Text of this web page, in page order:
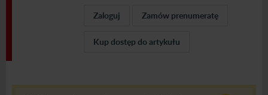
Zaloguj Zamów prenumeratę
Kup dostęp do artykułu